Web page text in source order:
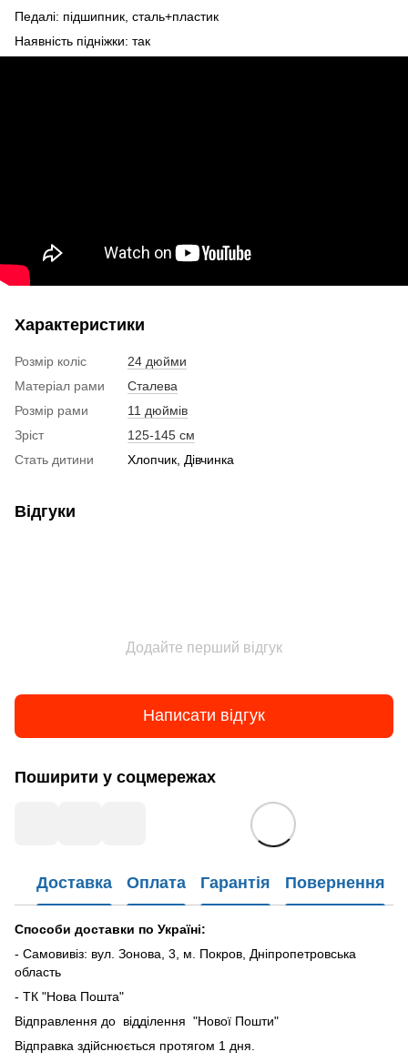
Педалі: підшипник, сталь+пластик
Наявність підніжки: так
Характеристики
Розмір коліс
24 дюйми
Матеріал рами
Сталева
Розмір рами
11 дюймів
Зріст
125-145 см
Стать дитини
Хлопчик, Дівчинка
Відгуки
Додайте перший відгук
Написати відгук
Поширити у соцмережах
Доставка Оплата Гарантія Повернення
Способи доставки по Україні:
- Самовивіз: вул. Зонова, 3, м. Покров, Дніпропетровська
область
- ТК "Нова Пошта"
Відправлення до відділення "Нової Пошти"
Відправка здійснюється протягом 1 дня.